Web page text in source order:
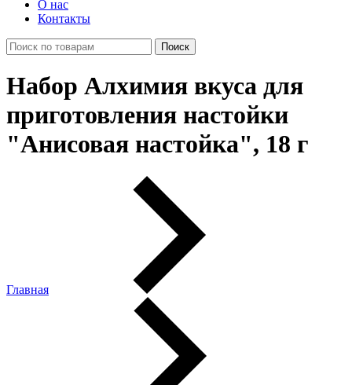
О нас
Контакты
Набор Алхимия вкуса для
приготовления настойки
"Анисовая настойка", 18 г
Главная